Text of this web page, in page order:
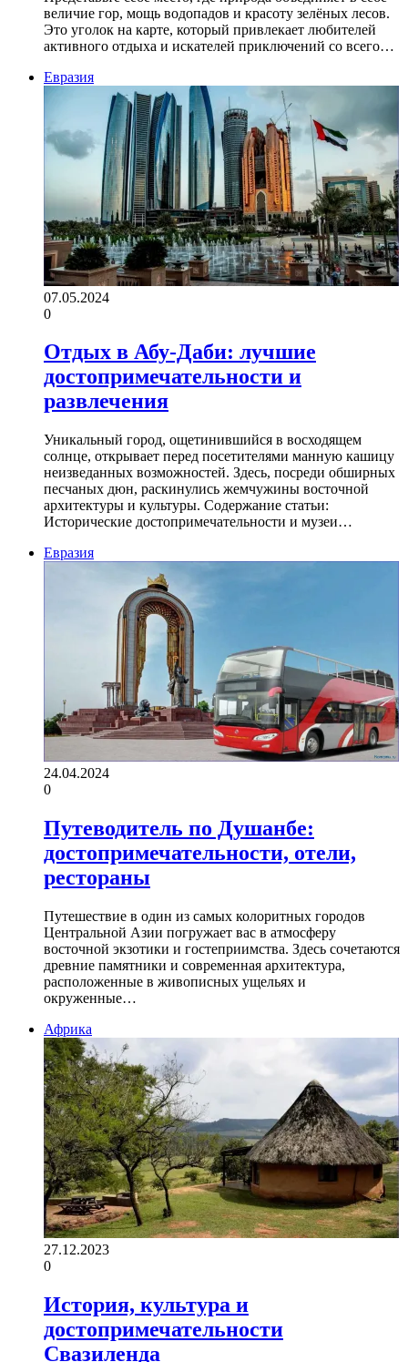
величие гор, мощь водопадов и красоту зелёных лесов.
Это уголок на карте, который привлекает любителей
активного отдыха и искателей приключений со всего…
Евразия
07.05.2024
0
Отдых в Абу-Даби: лучшие
достопримечательности и
развлечения
Уникальный город, ощетинившийся в восходящем
солнце, открывает перед посетителями манную кашицу
неизведанных возможностей. Здесь, посреди обширных
песчаных дюн, раскинулись жемчужины восточной
архитектуры и культуры. Содержание статьи:
Исторические достопримечательности и музеи…
Евразия
24.04.2024
0
Путеводитель по Душанбе:
достопримечательности, отели,
рестораны
Путешествие в один из самых колоритных городов
Центральной Азии погружает вас в атмосферу
восточной экзотики и гостеприимства. Здесь сочетаются
древние памятники и современная архитектура,
расположенные в живописных ущельях и
окруженные…
Африка
27.12.2023
0
История, культура и
достопримечательности
Свазиленда